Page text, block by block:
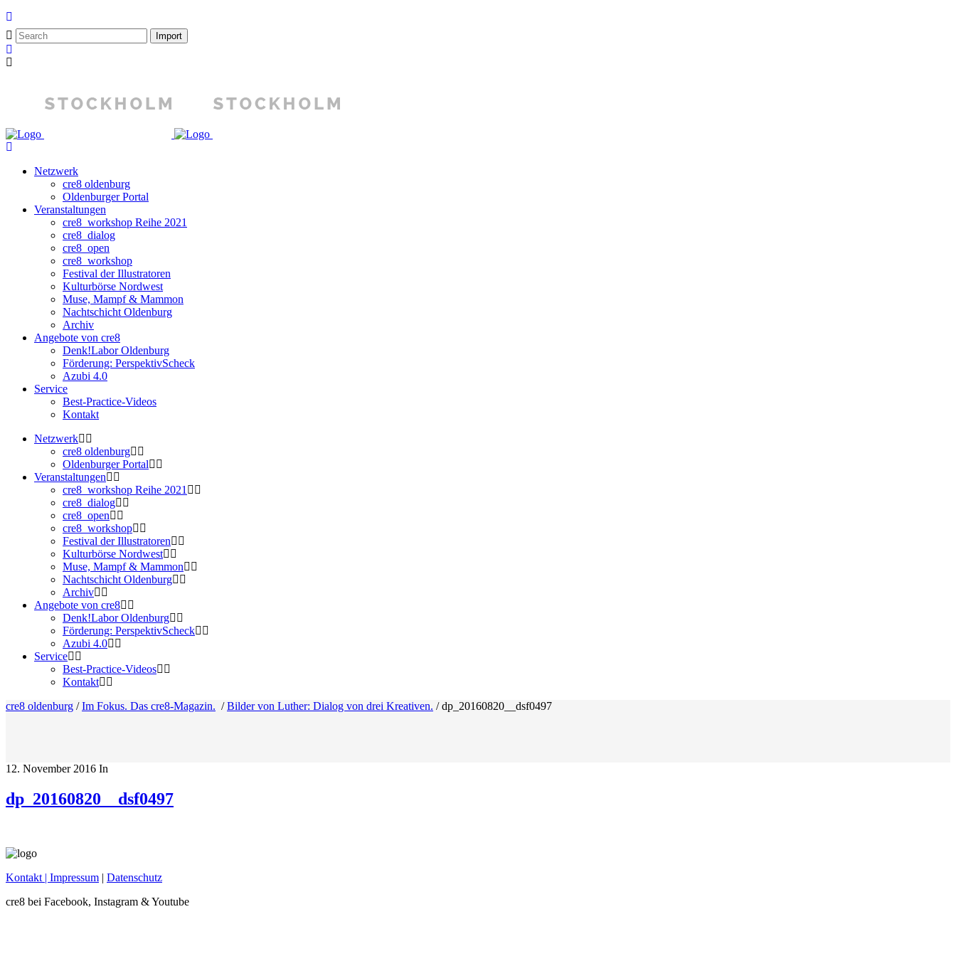
Netzwerk
cre8 oldenburg
Oldenburger Portal
Veranstaltungen
cre8_workshop Reihe 2021
cre8_dialog
cre8_open
cre8_workshop
Festival der Illustratoren
Kulturbörse Nordwest
Muse, Mampf & Mammon
Nachtschicht Oldenburg
Archiv
Angebote von cre8
Denk!Labor Oldenburg
Förderung: PerspektivScheck
Azubi 4.0
Service
Best-Practice-Videos
Kontakt
Netzwerk
cre8 oldenburg
Oldenburger Portal
Veranstaltungen
cre8_workshop Reihe 2021
cre8_dialog
cre8_open
cre8_workshop
Festival der Illustratoren
Kulturbörse Nordwest
Muse, Mampf & Mammon
Nachtschicht Oldenburg
Archiv
Angebote von cre8
Denk!Labor Oldenburg
Förderung: PerspektivScheck
Azubi 4.0
Service
Best-Practice-Videos
Kontakt
cre8 oldenburg /Im Fokus. Das cre8-Magazin. /Bilder von Luther: Dialog von drei Kreativen. /dp_20160820__dsf0497
12. November 2016 In
dp_20160820__dsf0497
Kontakt | Impressum | Datenschutz
cre8 bei Facebook, Instagram & Youtube